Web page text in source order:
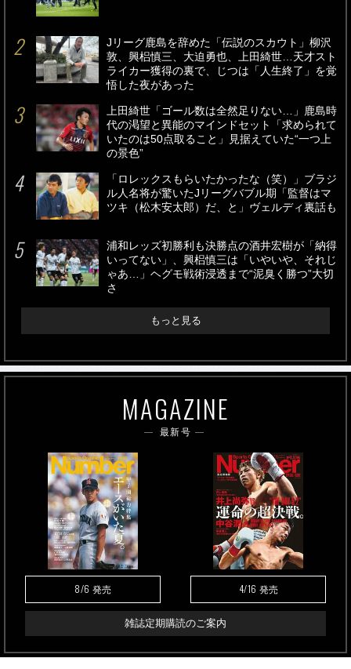
Jリーグ鹿島を辞めた「伝説のスカウト」柳沢
敦、興梠慎三、大迫勇也、上田綺世…天才スト
ライカー獲得の裏で、じつは「人生終了」を覚
悟した夜があった
上田綺世「ゴール数は全然足りない…」鹿島時
代の渇望と異能のマインドセット「求められて
いたのは50点取ること」見据えていた“一つ上
の景色”
「ロレックスもらいたかったな（笑）」ブラジ
ル人名将が驚いたJリーグバブル期「監督はマ
ツキ（松木安太郎）だ、と」ヴェルディ裏話も
浦和レッズ初勝利も決勝点の酒井宏樹が「納得
いってない」、興梠慎三は「いやいや、それじ
ゃあ…」ヘグモ戦術浸透まで“泥臭く勝つ”大切
さ
もっと見る
MAGAZINE
最新号
8/6 発売 4/16 発売
雑誌定期購読のご案内